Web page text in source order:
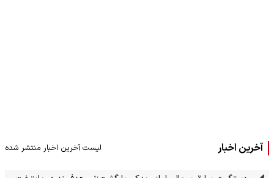
آخرین اخبار لیست آخرین اخبار منتشر شده